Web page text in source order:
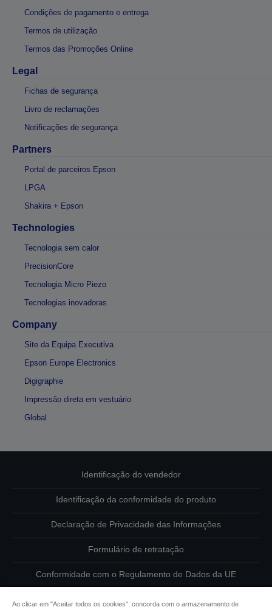
Condições de pagamento e entrega
Termos de utilização
Termos das Promoções Online
Legal
Fichas de segurança
Livro de reclamações
Notificações de segurança
Partners
Portal de parceiros Epson
LPGA
Shakira + Epson
Technologies
Tecnologia sem calor
PrecisionCore
Tecnologia Micro Piezo
Tecnologias inovadoras
Company
Site da Equipa Executiva
Epson Europe Electronics
Digigraphie
Impressão direta em vestuário
Global
Identificação do vendedor
Identificação da conformidade do produto
Declaração de Privacidade das Informações
Formulário de retratação
Conformidade com o Regulamento de Dados da UE
Ao clicar em "Aceitar todos os cookies", concorda com o armazenamento de